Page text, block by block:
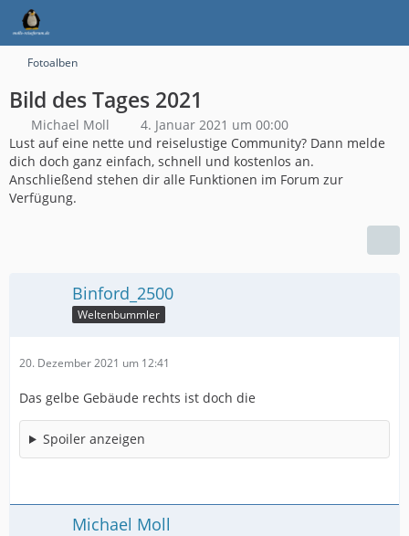
Fotoalben
Bild des Tages 2021
Michael Moll
4. Januar 2021 um 00:00
Lust auf eine nette und reiselustige Community? Dann melde
dich doch ganz einfach, schnell und kostenlos an.
Anschließend stehen dir alle Funktionen im Forum zur
Verfügung.
Binford_2500
Weltenbummler
20. Dezember 2021 um 12:41
Das gelbe Gebäude rechts ist doch die
Spoiler anzeigen
Michael Moll